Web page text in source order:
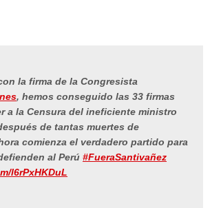
la firma de la Congresista
, hemos conseguido las 33 firmas
a la Censura del ineficiente ministro
de tantas muertes de
comienza el verdadero partido para
al Perú #FueraSantivañez
l6rPxHKDuL